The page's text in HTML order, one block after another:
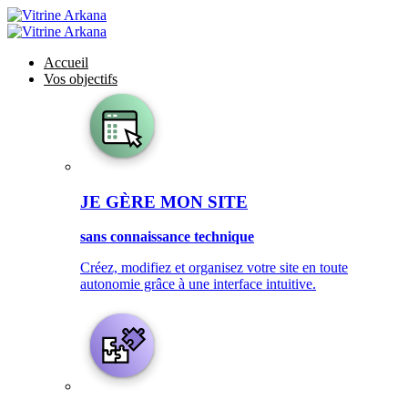
Accueil
Vos objectifs
JE GÈRE MON SITE
sans connaissance technique
Créez, modifiez et organisez votre site en toute
autonomie grâce à une interface intuitive.